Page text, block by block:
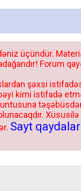
üçündür.
Forum
şəxsi
kimi istifadə
Sayt